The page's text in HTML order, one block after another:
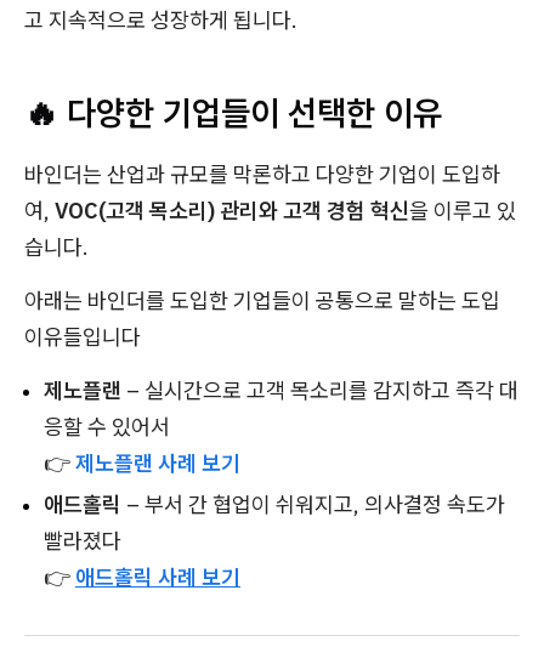
고 지속적으로 성장하게 됩니다.
🔥 다양한 기업들이 선택한 이유
바인더는 산업과 규모를 막론하고 다양한 기업이 도입하
여, VOC(고객 목소리) 관리와 고객 경험 혁신을 이루고 있
습니다.
아래는 바인더를 도입한 기업들이 공통으로 말하는 도입
이유들입니다
제노플랜 – 실시간으로 고객 목소리를 감지하고 즉각 대
응할 수 있어서
👉제노플랜 사례 보기
애드홀릭 – 부서 간 협업이 쉬워지고, 의사결정 속도가
빨라졌다
👉 애드홀릭 사례 보기